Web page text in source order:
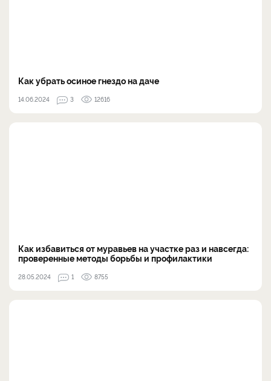
Как убрать осиное гнездо на даче
14.06.2024 3 12616
Как избавиться от муравьев на участке раз и навсегда:
проверенные методы борьбы и профилактики
28.05.2024 1 8755